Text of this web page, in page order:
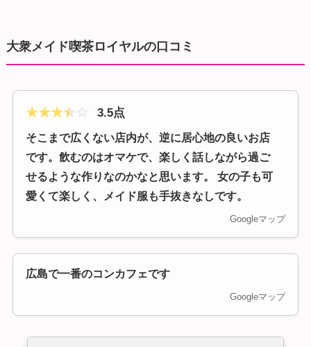
大衆メイド喫茶ロイヤルの口コミ
★★★★ 3.5点
そこまで広くない店内が、逆に居心地の良いお店
です。飲むのはオマケで、楽しく話しながら過ご
せるような作りなのかなと思います。 女の子も可
愛くて楽しく、メイド服も手抜きなしです。
Googleマップ
広島で一番のコンカフェです
Googleマップ